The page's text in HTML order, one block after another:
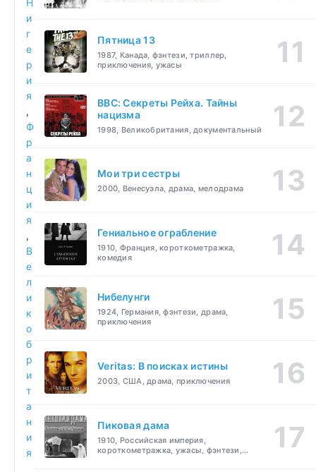
и
г
е
р
и
я
,
Ф
р
а
н
ц
и
я
,
В
е
л
и
к
о
б
р
и
т
а
н
и
я
Пятница 13
1987, Канада, фэнтези, триллер,
приключения, ужасы
BBC: Секреты Рейха. Тайны
нацизма
1998, Великобритания, документальный
Мои три сестры
2000, Венесуэла, драма, мелодрама
Гениальное ограбление
1910, Франция, короткометражка,
комедия
Нибелунги
1924, Германия, фэнтези, драма,
приключения
Veritas: В поисках истины
2003, США, драма, приключения
Пиковая дама
1910, Российская империя,
короткометражка, ужасы, фэнтези,